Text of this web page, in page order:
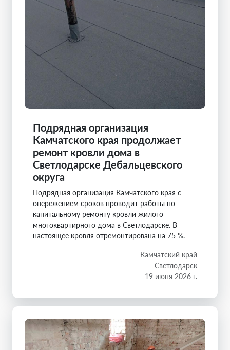
Подрядная организация
Камчатского края продолжает
ремонт кровли дома в
Светлодарске Дебальцевского
округа
Подрядная организация Камчатского края с
опережением сроков проводит работы по
капитальному ремонту кровли жилого
многоквартирного дома в Светлодарске. В
настоящее кровля отремонтирована на 75 %.
Камчатский край
Светлодарск
19 июня 2026 г.